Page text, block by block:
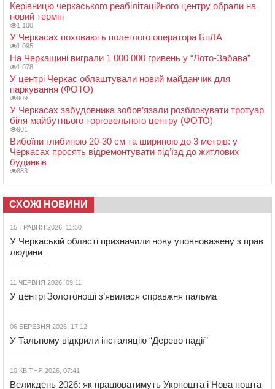
Керівницю черкаського реабілітаційного центру обрали на
новий термін
1 100
У Черкасах поховають полеглого оператора БпЛА
1 095
На Черкащині виграли 1 000 000 гривень у “Лото-Забава”
1 078
У центрі Черкас облаштували новий майданчик для
паркування (ФОТО)
909
У Черкасах забудовника зобов’язали розблокувати тротуар
біля майбутнього торговельного центру (ФОТО)
901
Вибоїни глибиною 20-30 см та шириною до 3 метрів: у
Черкасах просять відремонтувати під’їзд до житлових
будинків
883
СХОЖІ НОВИНИ
15 ТРАВНЯ 2026, 11:30
У Черкаській області призначили нову уповноважену з прав
людини
11 ЧЕРВНЯ 2026, 09:11
У центрі Золотоноші з’явилася справжня пальма
06 БЕРЕЗНЯ 2026, 17:12
У Тальному відкрили інсталяцію “Дерево надії”
10 КВІТНЯ 2026, 07:41
Великдень 2026: як працюватимуть Укрпошта і Нова пошта